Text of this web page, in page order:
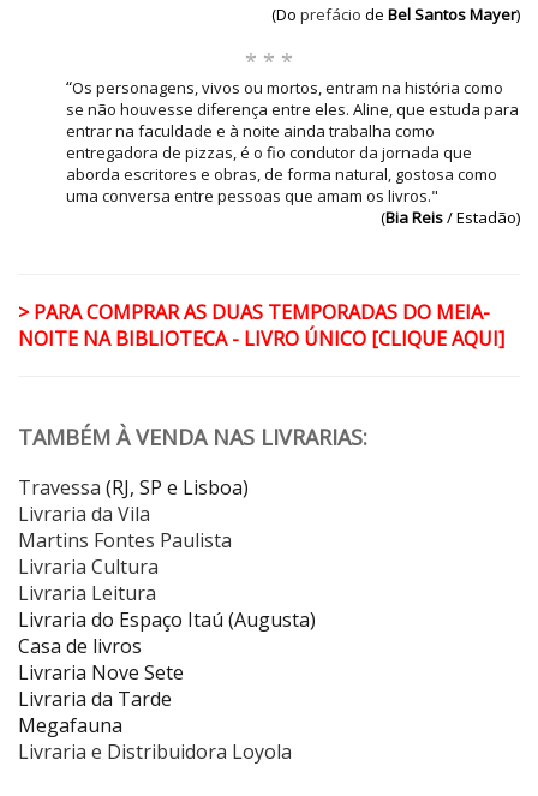
(Do prefácio de Bel Santos Mayer)
* * *
“Os personagens, vivos ou mortos, entram na história como
se não houvesse diferença entre eles. Aline, que estuda para
entrar na faculdade e à noite ainda trabalha como
entregadora de pizzas, é o fio condutor da jornada que
aborda escritores e obras, de forma natural, gostosa como
uma conversa entre pessoas que amam os livros."
(Bia Reis/ Estadão)
> PARA COMPRAR AS DUAS TEMPORADAS DO MEIA-
NOITE NA BIBLIOTECA - LIVRO ÚNICO [CLIQUE AQUI]
TAMBÉM À VENDA NAS LIVRARIAS:
Travessa (RJ, SP e Lisboa)
Livraria da Vila
Martins Fontes Paulista
Livraria Cultura
Livraria Leitura
Livraria do Espaço Itaú (Augusta)
Casa de livros
Livraria Nove Sete
Livraria da Tarde
Megafauna
Livraria e Distribuidora Loyola